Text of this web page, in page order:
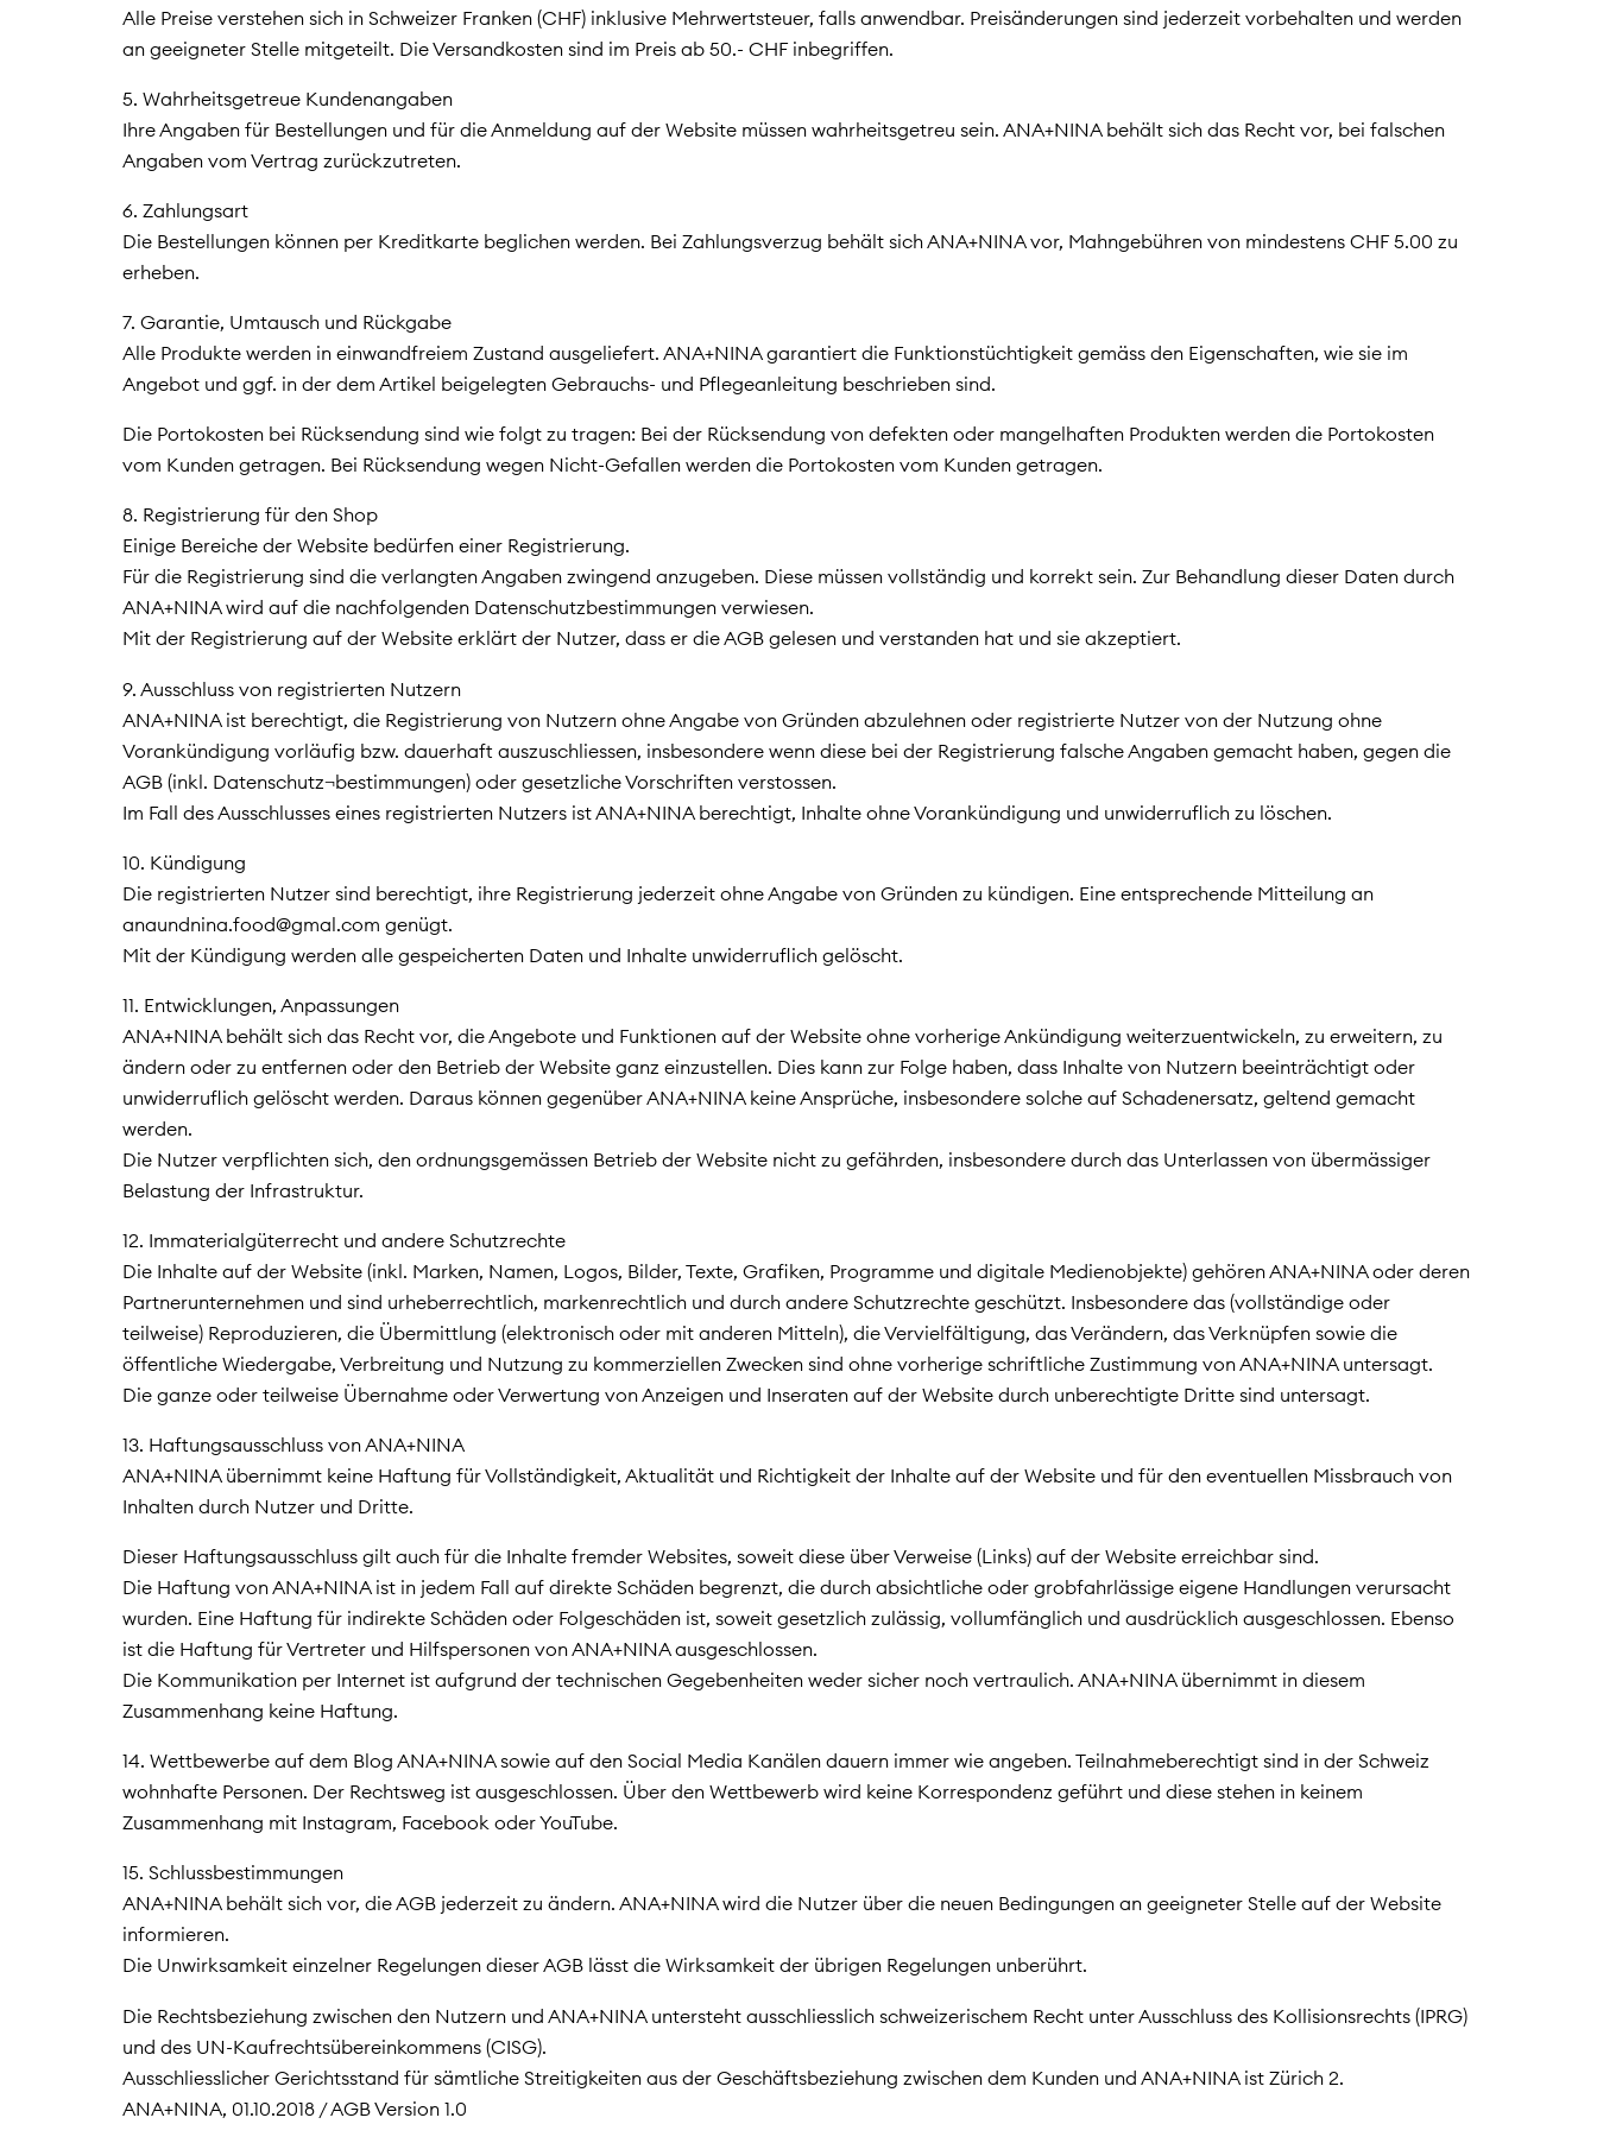
Alle Preise verstehen sich in Schweizer Franken (CHF) inklusive Mehrwertsteuer, falls anwendbar. Preisänderungen sind jederzeit vorbehalten und werden
an geeigneter Stelle mitgeteilt. Die Versandkosten sind im Preis ab 50.- CHF inbegriffen.
5. Wahrheitsgetreue Kundenangaben
Ihre Angaben für Bestellungen und für die Anmeldung auf der Website müssen wahrheitsgetreu sein. ANA+NINA behält sich das Recht vor, bei falschen
Angaben vom Vertrag zurückzutreten.
6. Zahlungsart
Die Bestellungen können per Kreditkarte beglichen werden. Bei Zahlungsverzug behält sich ANA+NINA vor, Mahngebühren von mindestens CHF 5.00 zu
erheben.
7. Garantie, Umtausch und Rückgabe
Alle Produkte werden in einwandfreiem Zustand ausgeliefert. ANA+NINA garantiert die Funktionstüchtigkeit gemäss den Eigenschaften, wie sie im
Angebot und ggf. in der dem Artikel beigelegten Gebrauchs- und Pflegeanleitung beschrieben sind.
Die Portokosten bei Rücksendung sind wie folgt zu tragen: Bei der Rücksendung von defekten oder mangelhaften Produkten werden die Portokosten
vom Kunden getragen. Bei Rücksendung wegen Nicht-Gefallen werden die Portokosten vom Kunden getragen.
8. Registrierung für den Shop
Einige Bereiche der Website bedürfen einer Registrierung.
Für die Registrierung sind die verlangten Angaben zwingend anzugeben. Diese müssen vollständig und korrekt sein. Zur Behandlung dieser Daten durch
ANA+NINA wird auf die nachfolgenden Datenschutzbestimmungen verwiesen.
Mit der Registrierung auf der Website erklärt der Nutzer, dass er die AGB gelesen und verstanden hat und sie akzeptiert.
9. Ausschluss von registrierten Nutzern
ANA+NINA ist berechtigt, die Registrierung von Nutzern ohne Angabe von Gründen abzulehnen oder registrierte Nutzer von der Nutzung ohne
Vorankündigung vorläufig bzw. dauerhaft auszuschliessen, insbesondere wenn diese bei der Registrierung falsche Angaben gemacht haben, gegen die
AGB (inkl. Datenschutz¬bestimmungen) oder gesetzliche Vorschriften verstossen.
Im Fall des Ausschlusses eines registrierten Nutzers ist ANA+NINA berechtigt, Inhalte ohne Vorankündigung und unwiderruflich zu löschen.
10. Kündigung
Die registrierten Nutzer sind berechtigt, ihre Registrierung jederzeit ohne Angabe von Gründen zu kündigen. Eine entsprechende Mitteilung an
anaundnina.food@gmal.com genügt.
Mit der Kündigung werden alle gespeicherten Daten und Inhalte unwiderruflich gelöscht.
11. Entwicklungen, Anpassungen
ANA+NINA behält sich das Recht vor, die Angebote und Funktionen auf der Website ohne vorherige Ankündigung weiterzuentwickeln, zu erweitern, zu
ändern oder zu entfernen oder den Betrieb der Website ganz einzustellen. Dies kann zur Folge haben, dass Inhalte von Nutzern beeinträchtigt oder
unwiderruflich gelöscht werden. Daraus können gegenüber ANA+NINA keine Ansprüche, insbesondere solche auf Schadenersatz, geltend gemacht
werden.
Die Nutzer verpflichten sich, den ordnungsgemässen Betrieb der Website nicht zu gefährden, insbesondere durch das Unterlassen von übermässiger
Belastung der Infrastruktur.
12. Immaterialgüterrecht und andere Schutzrechte
Die Inhalte auf der Website (inkl. Marken, Namen, Logos, Bilder, Texte, Grafiken, Programme und digitale Medienobjekte) gehören ANA+NINA oder deren
Partnerunternehmen und sind urheberrechtlich, markenrechtlich und durch andere Schutzrechte geschützt. Insbesondere das (vollständige oder
teilweise) Reproduzieren, die Übermittlung (elektronisch oder mit anderen Mitteln), die Vervielfältigung, das Verändern, das Verknüpfen sowie die
öffentliche Wiedergabe, Verbreitung und Nutzung zu kommerziellen Zwecken sind ohne vorherige schriftliche Zustimmung von ANA+NINA untersagt.
Die ganze oder teilweise Übernahme oder Verwertung von Anzeigen und Inseraten auf der Website durch unberechtigte Dritte sind untersagt.
13. Haftungsausschluss von ANA+NINA
ANA+NINA übernimmt keine Haftung für Vollständigkeit, Aktualität und Richtigkeit der Inhalte auf der Website und für den eventuellen Missbrauch von
Inhalten durch Nutzer und Dritte.
Dieser Haftungsausschluss gilt auch für die Inhalte fremder Websites, soweit diese über Verweise (Links) auf der Website erreichbar sind.
Die Haftung von ANA+NINA ist in jedem Fall auf direkte Schäden begrenzt, die durch absichtliche oder grobfahrlässige eigene Handlungen verursacht
wurden. Eine Haftung für indirekte Schäden oder Folgeschäden ist, soweit gesetzlich zulässig, vollumfänglich und ausdrücklich ausgeschlossen. Ebenso
ist die Haftung für Vertreter und Hilfspersonen von ANA+NINA ausgeschlossen.
Die Kommunikation per Internet ist aufgrund der technischen Gegebenheiten weder sicher noch vertraulich. ANA+NINA übernimmt in diesem
Zusammenhang keine Haftung.
14. Wettbewerbe auf dem Blog ANA+NINA sowie auf den Social Media Kanälen dauern immer wie angeben. Teilnahmeberechtigt sind in der Schweiz
wohnhafte Personen. Der Rechtsweg ist ausgeschlossen. Über den Wettbewerb wird keine Korrespondenz geführt und diese stehen in keinem
Zusammenhang mit Instagram, Facebook oder YouTube.
15. Schlussbestimmungen
ANA+NINA behält sich vor, die AGB jederzeit zu ändern. ANA+NINA wird die Nutzer über die neuen Bedingungen an geeigneter Stelle auf der Website
informieren.
Die Unwirksamkeit einzelner Regelungen dieser AGB lässt die Wirksamkeit der übrigen Regelungen unberührt.
Die Rechtsbeziehung zwischen den Nutzern und ANA+NINA untersteht ausschliesslich schweizerischem Recht unter Ausschluss des Kollisionsrechts (IPRG)
und des UN-Kaufrechtsübereinkommens (CISG).
Ausschliesslicher Gerichtsstand für sämtliche Streitigkeiten aus der Geschäftsbeziehung zwischen dem Kunden und ANA+NINA ist Zürich 2.
ANA+NINA, 01.10.2018 / AGB Version 1.0